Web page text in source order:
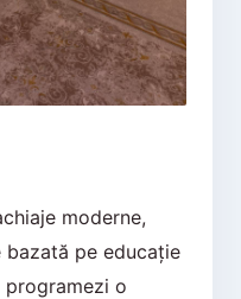
moderne,
pe educație
o